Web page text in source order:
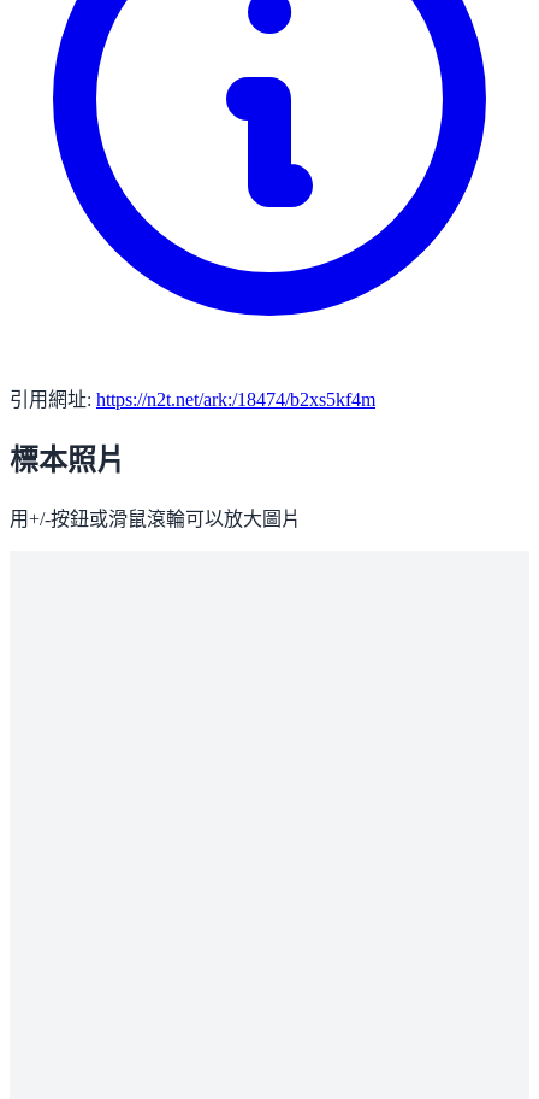
引用網址: https://n2t.net/ark:/18474/b2xs5kf4m
標本照片
用+/-按鈕或滑鼠滾輪可以放大圖片